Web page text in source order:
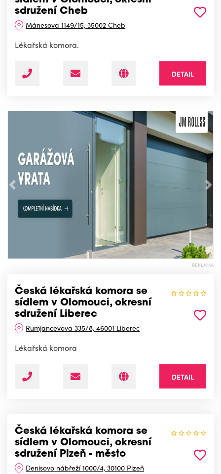
sdružení Cheb
Mánesova 1149/15, 35002 Cheb
Lékařská komora.
DETAIL
Předchozí
REKLAMA
Česká lékařská komora se
sídlem v Olomouci, okresní
sdružení Liberec
Rumjancevova 335/8, 46001 Liberec
Lékařská komora
DETAIL
Česká lékařská komora se
sídlem v Olomouci, okresní
sdružení Plzeň - město
Denisovo nábřeží 1000/4, 30100 Plzeň